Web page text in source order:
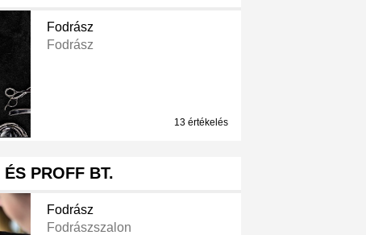
Fodrász
Fodrász
13 értékelés
ÉS PROFF BT.
Fodrász
Fodrászszalon